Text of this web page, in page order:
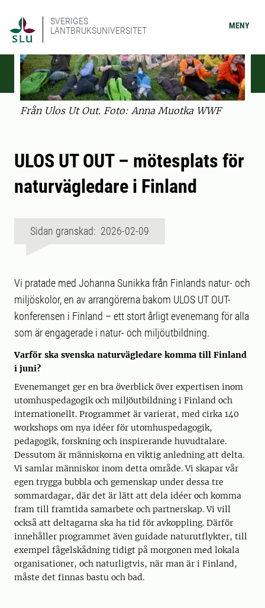
SVERIGES
LANTBRUKSUNIVERSITET
MENY
Från Ulos Ut Out. Foto: Anna Muotka WWF
ULOS UT OUT – mötesplats för
naturvägledare i Finland
Sidan granskad: 2026-02-09
Vi pratade med Johanna Sunikka från Finlands natur- och
miljöskolor, en av arrangörerna bakom ULOS UT OUT-
konferensen i Finland – ett stort årligt evenemang för alla
som är engagerade i natur- och miljöutbildning.
Varför ska svenska naturvägledare komma till Finland
i juni?
Evenemanget ger en bra överblick över expertisen inom
utomhuspedagogik och miljöutbildning i Finland och
internationellt. Programmet är varierat, med cirka 140
workshops om nya idéer för utomhuspedagogik,
pedagogik, forskning och inspirerande huvudtalare.
Dessutom är människorna en viktig anledning att delta.
Vi samlar människor inom detta område. Vi skapar vår
egen trygga bubbla och gemenskap under dessa tre
sommardagar, där det är lätt att dela idéer och komma
fram till framtida samarbete och partnerskap. Vi vill
också att deltagarna ska ha tid för avkoppling. Därför
innehåller programmet även guidade naturutflykter, till
exempel fågelskådning tidigt på morgonen med lokala
organisationer, och naturligtvis, när man är i Finland,
måste det finnas bastu och bad.